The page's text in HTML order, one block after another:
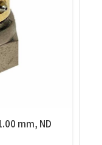
mm, ND